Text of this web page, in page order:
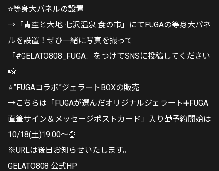
⭐️等身大パネルの設置
→「青空と大地 七沢温泉 食の市」にてFUGAの等身大パネ
ルを設置！ぜひ一緒に写真を撮って
「#GELATO808_FUGA」をつけてSNSに投稿してください
📸
⭐️”FUGAコラボ”ジェラートBOXの販売
→こちらは「FUGAが選んだオリジナルジェラート➕FUGA
直筆サイン＆メッセージポストカード」入り🎁予約開始は
10/18(土)19:00〜🍨
※URLは後日お知らせいたします。
GELATO808 公式HP